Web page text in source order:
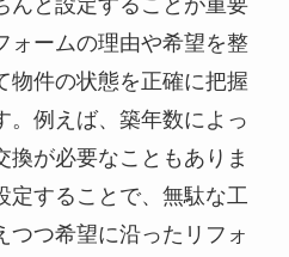
ォームの理由や希望を整
物件の状態を正確に把握
。例えば、築年数によっ
換が必要なこともありま
定することで、無駄な工
つつ希望に沿ったリフォ